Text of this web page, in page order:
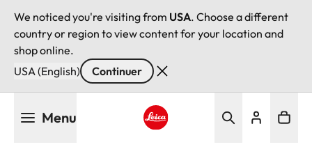
We noticed you're visiting from USA. Choose a different
country or region to view content for your location and
shop online.
USA (English)
Continuer
Menu